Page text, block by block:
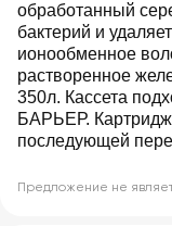
обработанный
бактерий и
ионообменное
растворенное
350л. Кассета
БАРЬЕР. Картридж
последующей
Предложение не